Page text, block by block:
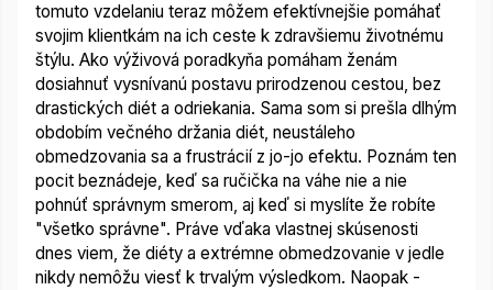
tomuto vzdelaniu teraz môžem efektívnejšie pomáhať
svojim klientkám na ich ceste k zdravšiemu životnému
štýlu. Ako výživová poradkyňa pomáham ženám
dosiahnuť vysnívanú postavu prirodzenou cestou, bez
drastických diét a odriekania. Sama som si prešla dlhým
obdobím večného držania diét, neustáleho
obmedzovania sa a frustrácií z jo-jo efektu. Poznám ten
pocit beznádeje, keď sa ručička na váhe nie a nie
pohnúť správnym smerom, aj keď si myslíte že robíte
"všetko správne". Práve vďaka vlastnej skúsenosti
dnes viem, že diéty a extrémne obmedzovanie v jedle
nikdy nemôžu viesť k trvalým výsledkom. Naopak -